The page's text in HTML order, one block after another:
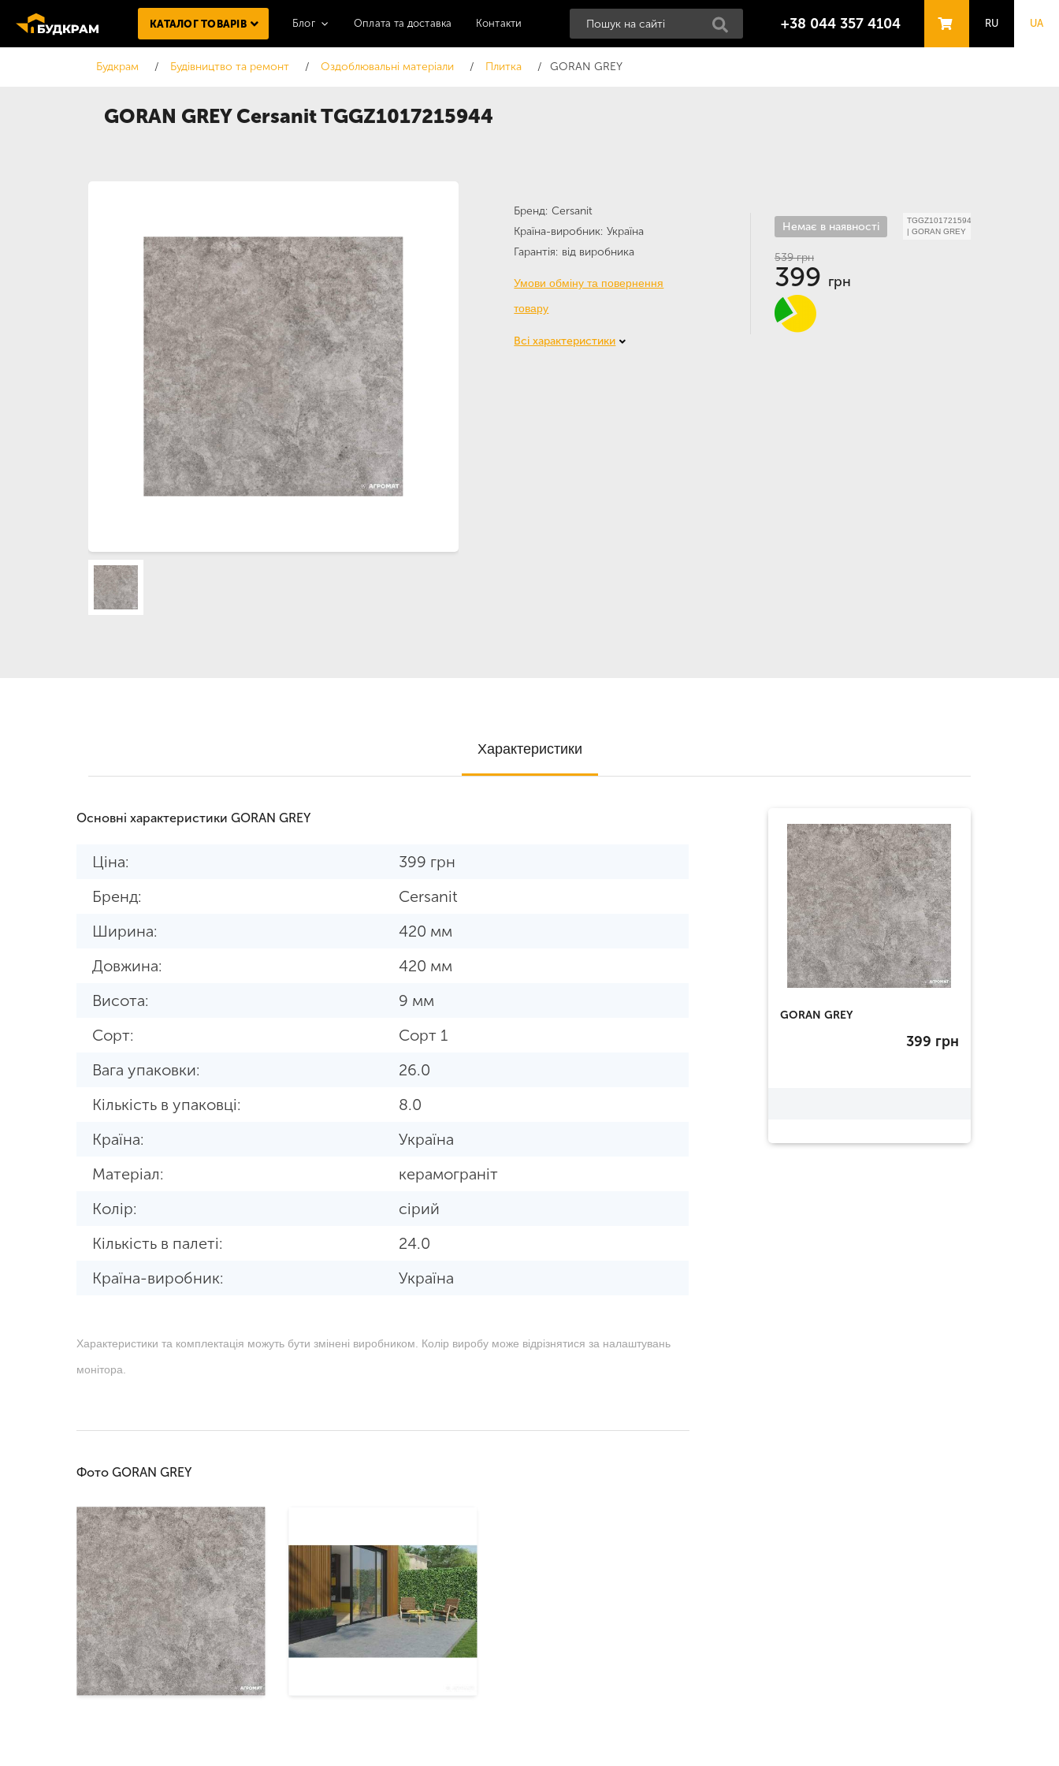
КАТАЛОГ ТОВАРІВ Блог Оплата та доставка Контакти +38 044 357 4104 RU UA
Будкрам Будівництво та ремонт Оздоблювальні матеріали Плитка GORAN GREY
GORAN GREY Cersanit TGGZ1017215944
Бренд Cersanit
Країна-виробник Україна
Гарантія від виробника
Умови обміну та повернення
товару
Всі характеристики
Немає в наявності
TGGZ1017215944
| GORAN GREY
539грн
399 грн
Характеристики
Основні характеристики GORAN GREY
Ціна: 399 грн
Бренд:
Cersanit
Ширина:
420 мм
Довжина:
420 мм
Висота:
9 мм
Сорт:
Сорт 1
Вага упаковки:
26.0
Кількість в упаковці:
8.0
Країна:
Україна
Матеріал:
керамограніт
Колір:
сірий
Кількість в палеті:
24.0
Країна-виробник:
Україна
Характеристики та комплектація можуть бути змінені виробником. Колір виробу може відрізнятися за налаштувань
монітора.
Фото GORAN GREY
GORAN GREY
399 грн